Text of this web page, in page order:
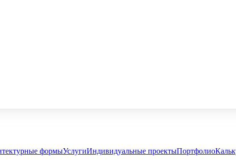
формыУслугиИндивидуальные проектыПортфолио